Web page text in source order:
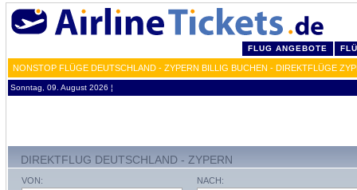
FLUG ANGEBOTE
NONSTOP FLÜGE DEUTSCHLAND - ZYPERN BILLIG BUCHEN - DIREKTFLÜGE
Sonntag, 09. August 2026 ¦
DIREKTFLUG DEUTSCHLAND - ZYPERN
VON: NACH: